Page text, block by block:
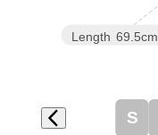
Length 69.5cm
S